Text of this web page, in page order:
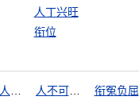
人丁兴旺
衔位
人不可貌相 衔冤负屈